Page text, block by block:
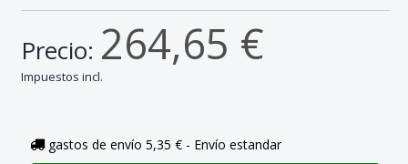
Precio: 264,65 €
Impuestos incl.
gastos de envío 5,35 € - Envío estandar